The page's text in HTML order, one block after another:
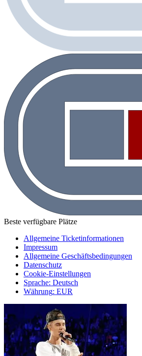
Beste verfügbare Plätze
Allgemeine Ticketinformationen
Impressum
Allgemeine Geschäftsbedingungen
Datenschutz
Cookie-Einstellungen
Sprache: Deutsch
Währung: EUR